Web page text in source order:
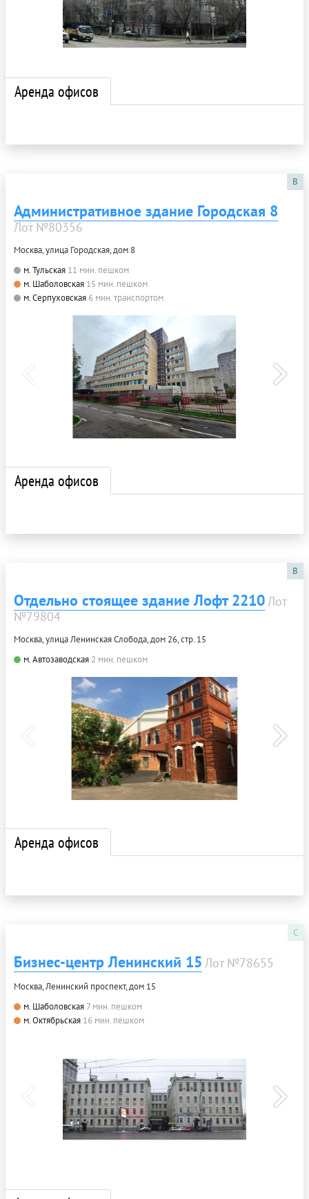
Аренда офисов
B
Административное здание Городская 8
Лот №80356
Москва, улица Городская, дом 8
м. Тульская 11 мин. пешком
м. Шаболовская 15 мин. пешком
м. Серпуховская 6 мин. транспортом
Аренда офисов
B
Отдельно стоящее здание Лофт 2210Лот
№79804
Москва, улица Ленинская Слобода, дом 26, стр. 15
м. Автозаводская 2 мин. пешком
Аренда офисов
C
Бизнес-центр Ленинский 15 Лот №78655
Москва, Ленинский проспект, дом 15
м. Шаболовская 7 мин. пешком
м. Октябрьская 16 мин. пешком